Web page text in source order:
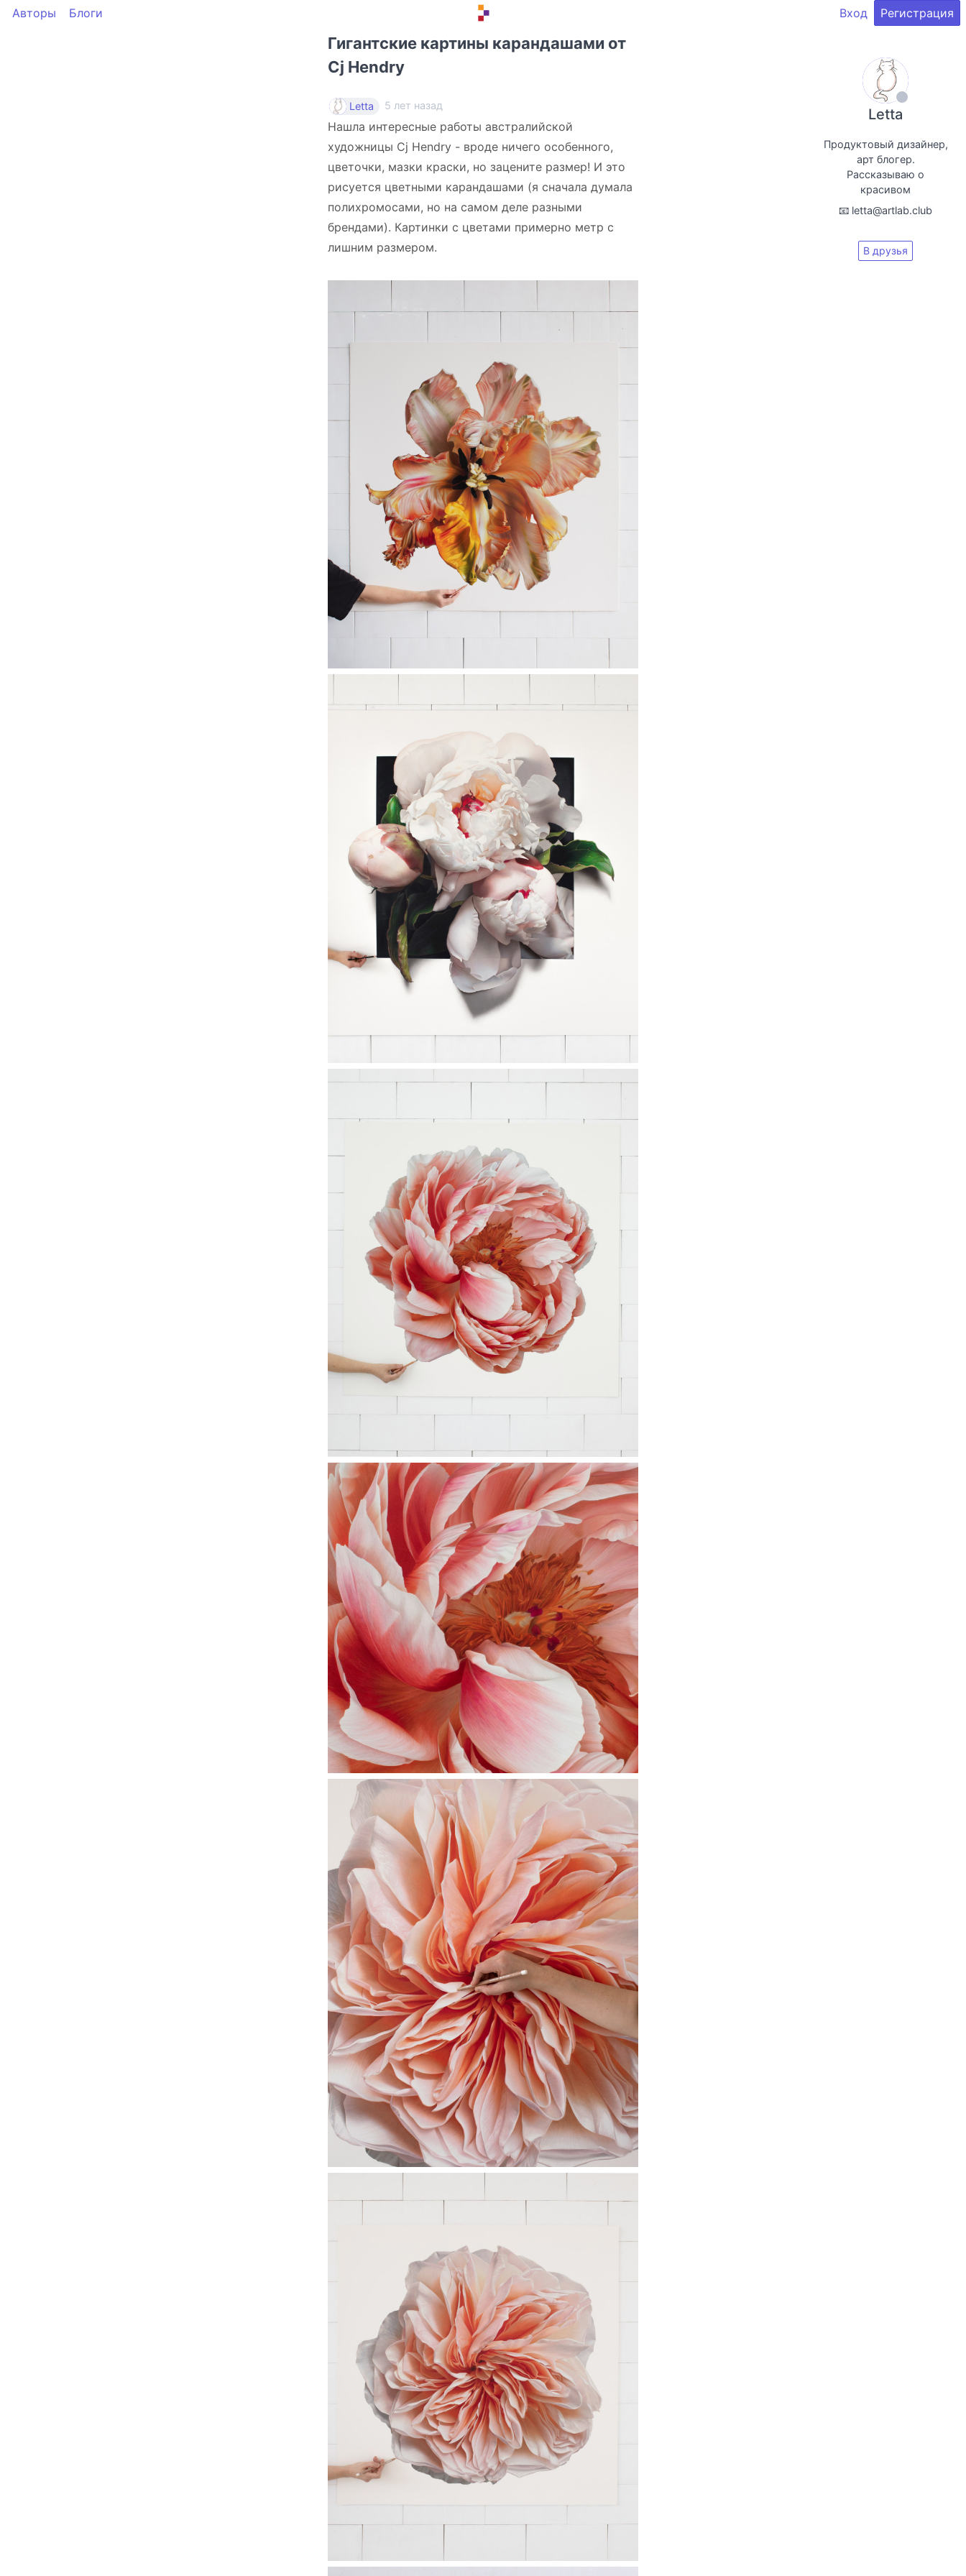
Авторы Блоги Вход Регистрация
Гигантские картины карандашами от
Cj Hendry
Letta 5 лет назад
Нашла интересные работы австралийской
художницы Cj Hendry - вроде ничего особенного,
цветочки, мазки краски, но зацените размер! И это
рисуется цветными карандашами (я сначала думала
полихромосами, но на самом деле разными
брендами). Картинки с цветами примерно метр с
лишним размером.
Letta
Продуктовый дизайнер,
арт блогер.
Рассказываю о
красивом
📧 letta@artlab.club
В друзья